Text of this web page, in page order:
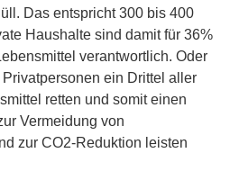
Das entspricht 300 bis 400
Haushalte sind damit für 36%
verantwortlich. Oder
ein Drittel aller
retten und somit einen
Vermeidung von
zur CO2-Reduktion leisten